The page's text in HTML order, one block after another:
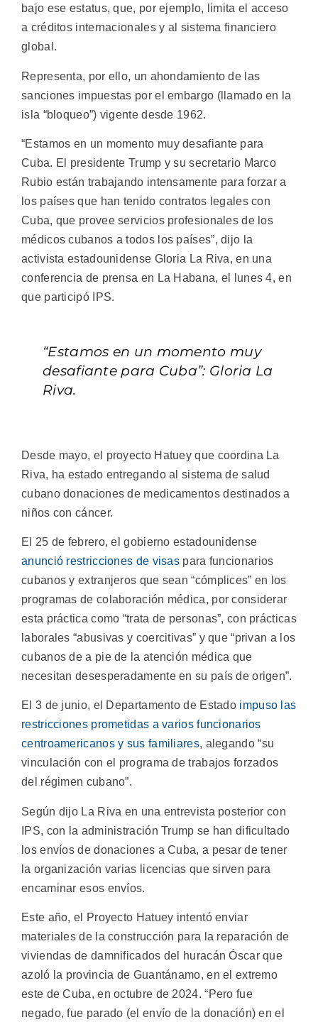
bajo ese estatus, que, por ejemplo, limita el acceso
a créditos internacionales y al sistema financiero
global.
Representa, por ello, un ahondamiento de las
sanciones impuestas por el embargo (llamado en la
isla “bloqueo”) vigente desde 1962.
“Estamos en un momento muy desafiante para
Cuba. El presidente Trump y su secretario Marco
Rubio están trabajando intensamente para forzar a
los países que han tenido contratos legales con
Cuba, que provee servicios profesionales de los
médicos cubanos a todos los países”, dijo la
activista estadounidense Gloria La Riva, en una
conferencia de prensa en La Habana, el lunes 4, en
que participó IPS.
“Estamos en un momento muy
desafiante para Cuba”: Gloria La
Riva.
Desde mayo, el proyecto Hatuey que coordina La
Riva, ha estado entregando al sistema de salud
cubano donaciones de medicamentos destinados a
niños con cáncer.
El 25 de febrero, el gobierno estadounidense
anunció restricciones de visas para funcionarios
cubanos y extranjeros que sean “cómplices” en los
programas de colaboración médica, por considerar
esta práctica como “trata de personas”, con prácticas
laborales “abusivas y coercitivas” y que “privan a los
cubanos de a pie de la atención médica que
necesitan desesperadamente en su país de origen”.
El 3 de junio, el Departamento de Estado impuso las
restricciones prometidas a varios funcionarios
centroamericanos y sus familiares, alegando “su
vinculación con el programa de trabajos forzados
del régimen cubano”.
Según dijo La Riva en una entrevista posterior con
IPS, con la administración Trump se han dificultado
los envíos de donaciones a Cuba, a pesar de tener
la organización varias licencias que sirven para
encaminar esos envíos.
Este año, el Proyecto Hatuey intentó enviar
materiales de la construcción para la reparación de
viviendas de damnificados del huracán Óscar que
azoló la provincia de Guantánamo, en el extremo
este de Cuba, en octubre de 2024. “Pero fue
negado, fue parado (el envío de la donación) en el